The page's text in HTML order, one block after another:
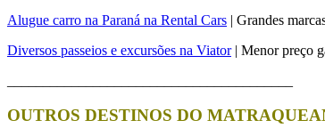
Alugue carro na Paraná na Rental Cars | Grandes
Diversos passeios e excursões na Viator| Menor preço
OUTROS DESTINOS DO